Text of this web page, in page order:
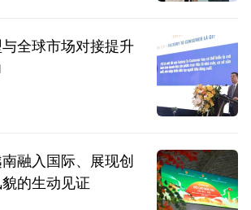
全球市场对接提升
融入国际、展现创
的生动见证